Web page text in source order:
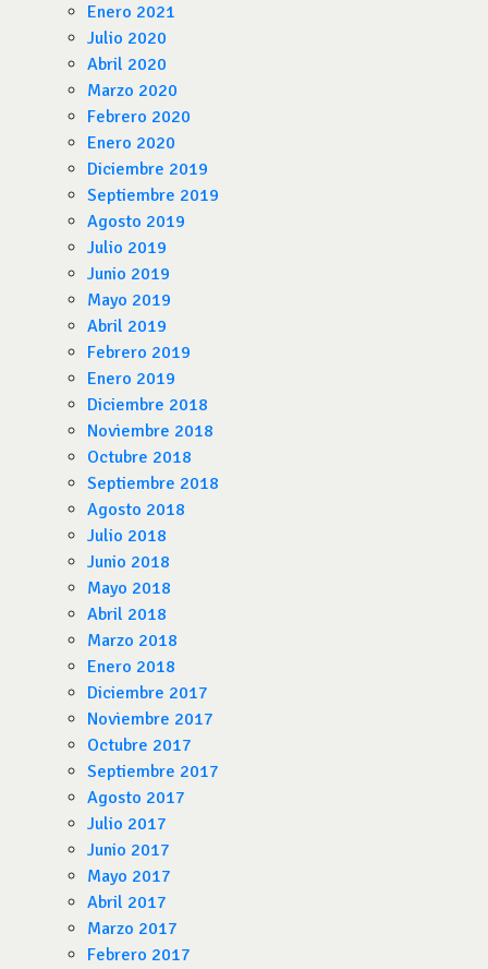
Enero 2021
Julio 2020
Abril 2020
Marzo 2020
Febrero 2020
Enero 2020
Diciembre 2019
Septiembre 2019
Agosto 2019
Julio 2019
Junio 2019
Mayo 2019
Abril 2019
Febrero 2019
Enero 2019
Diciembre 2018
Noviembre 2018
Octubre 2018
Septiembre 2018
Agosto 2018
Julio 2018
Junio 2018
Mayo 2018
Abril 2018
Marzo 2018
Enero 2018
Diciembre 2017
Noviembre 2017
Octubre 2017
Septiembre 2017
Agosto 2017
Julio 2017
Junio 2017
Mayo 2017
Abril 2017
Marzo 2017
Febrero 2017